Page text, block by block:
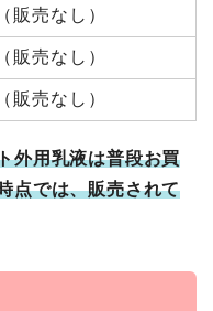
販売なし）
販売なし）
販売なし）
外用乳液は普段お買
点では、販売されて